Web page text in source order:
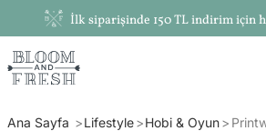
İlk siparişinde 150 TL indirim için
Ana Sayfa Lifestyle Hobi & Oyun